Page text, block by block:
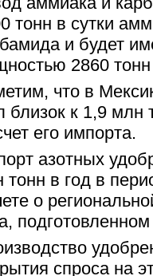
тонн в сутки
и будет
2860 тонн
что в
близок к 1,9 млн
его импорта.
азотных
тонн в год в
о
спроса на